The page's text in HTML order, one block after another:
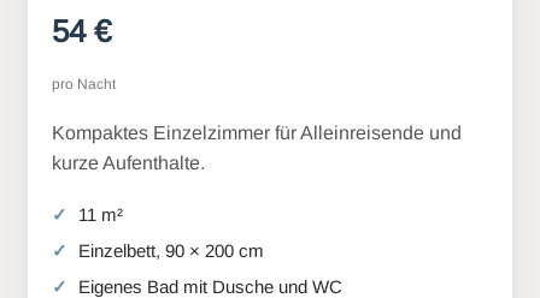
54 €
pro Nacht
Kompaktes Einzelzimmer für Alleinreisende und
kurze Aufenthalte.
11 m²
Einzelbett, 90 × 200 cm
Eigenes Bad mit Dusche und WC